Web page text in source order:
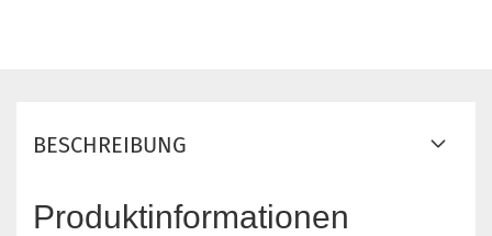
BESCHREIBUNG
Produktinformationen